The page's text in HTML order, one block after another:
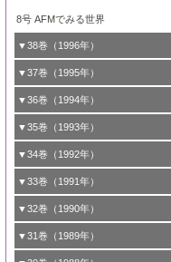
8号 あの反応は今
8号 AFMでみる世界
▼38巻（1996年）
1号 触媒の構造と触媒作用/C1化学
2号 第77回触媒討論会
3号 オリンピックメダル:金・銀・
な触媒作用を示すか
4号 触媒作用における機能の複合化
5号 未来を拓け！若手研究者
6号 第78回触媒討論会
▼37巻（1995年）
1号 ファインケミカルズと固体触媒
2号 第75回触媒討論会
3号 希土類を利用した触媒
4号 触媒とリサイクル
6号 第76回触媒討論会
7号 表面吸着相の新しい展開
▼36巻（1994年）
1号 電気化学と触媒
2号 第73回触媒討論会
3号 C4化学の展開
4号 《通常号》
6号 第74回触媒討論会
▼35巻（1993年）
1号 工業触媒開発マニュアル―探索
2号 第71回触媒討論会
3号 研究開発のうらおもて―着想
4号 触媒劣化と寿命の予測
▼34巻（1992年）
1号 インパクトを与えたこの研究
2号 第69回触媒討論会
3号 ケミカルズ合成触媒―新しい
用
▼33巻（1991年）
1号 触媒プロセス開発マニュアル―
2号 第67回触媒討論会
▼32巻（1990年）
1号 21世紀に向けて触媒研究の飛
▼31巻（1989年）